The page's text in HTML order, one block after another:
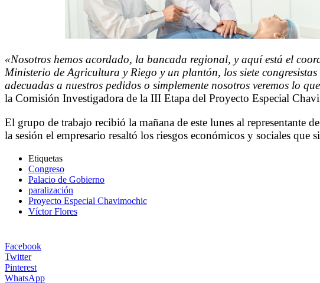
«Nosotros hemos acordado, la bancada regional, y aquí está el
Ministerio de Agricultura y Riego y un plantón, los siete
adecuadas a nuestros pedidos o simplemente nosotros veremos lo
la Comisión Investigadora de la III Etapa del Proyecto Especial
El grupo de trabajo recibió la mañana de este lunes al
la sesión el empresario resaltó los riesgos económicos y sociales
Etiquetas
Congreso
Palacio de Gobierno
paralización
Proyecto Especial Chavimochic
Víctor Flores
Facebook
Twitter
Pinterest
WhatsApp